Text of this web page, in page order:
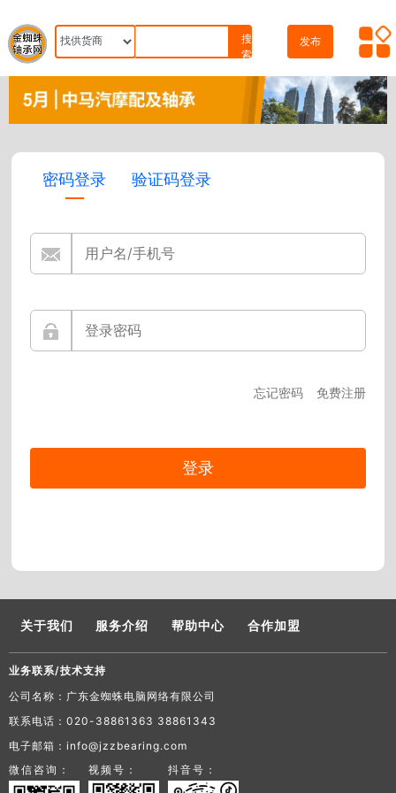
搜
索
发布
密码登录 验证码登录
忘记密码 免费注册
关于我们 服务介绍 帮助中心 合作加盟
业务联系/技术支持
公司名称：广东金蜘蛛电脑网络有限公司
联系电话：020-38861363 38861343
电子邮箱：info@jzzbearing.com
微信咨询：
视频号： 抖音号：